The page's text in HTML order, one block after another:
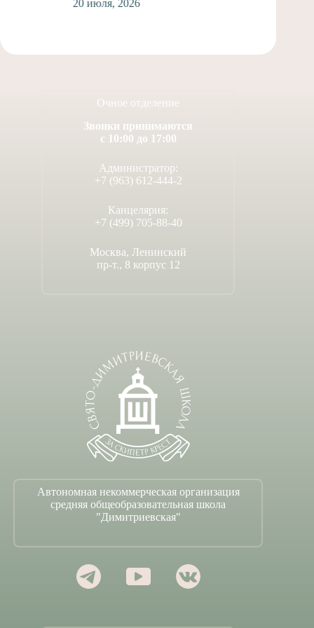
20 июля, 2026
Очное отделение
Звонки принимаются
с 10:00 до 17:00
Администратор:
+7 (963) 612-444-2
Канцелярия:
+7 (499) 705-88-40
Москва, Ленинский
пр-т., 8 корпус 12
Автономная некоммерческая организация
средняя общеобразовательная школа
"Димитриевская"